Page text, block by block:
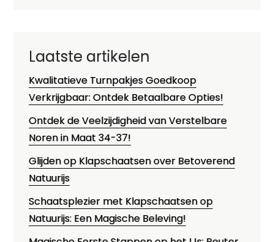
Laatste artikelen
Kwalitatieve Turnpakjes Goedkoop
Verkrijgbaar: Ontdek Betaalbare Opties!
Ontdek de Veelzijdigheid van Verstelbare
Noren in Maat 34-37!
Glijden op Klapschaatsen over Betoverend
Natuurijs
Schaatsplezier met Klapschaatsen op
Natuurijs: Een Magische Beleving!